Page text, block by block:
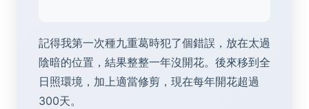
記得我第一次種九重葛時犯了個錯誤，放在太過
陰暗的位置，結果整整一年沒開花。後來移到全
日照環境，加上適當修剪，現在每年開花超過
300天。